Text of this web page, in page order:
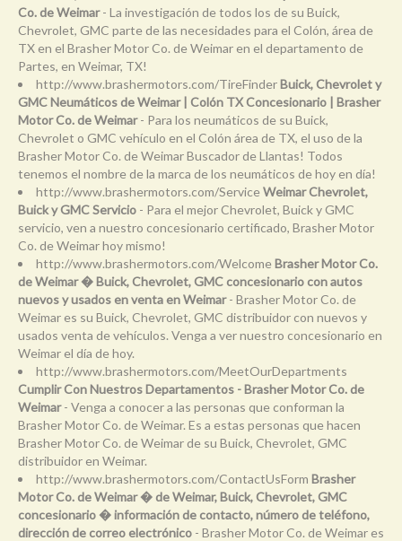
Co. de Weimar- La investigación de todos los de su Buick,
Chevrolet, GMC parte de las necesidades para el Colón, área de
TX en el Brasher Motor Co. de Weimar en el departamento de
Partes, en Weimar, TX!
http://www.brashermotors.com/TireFinderBuick, Chevrolet y
GMC Neumáticos de Weimar | Colón TX Concesionario | Brasher
Motor Co. de Weimar- Para los neumáticos de su Buick,
Chevrolet o GMC vehículo en el Colón área de TX, el uso de la
Brasher Motor Co. de Weimar Buscador de Llantas! Todos
tenemos el nombre de la marca de los neumáticos de hoy en día!
http://www.brashermotors.com/ServiceWeimar Chevrolet,
Buick y GMC Servicio - Para el mejor Chevrolet, Buick y GMC
servicio, ven a nuestro concesionario certificado, Brasher Motor
Co. de Weimar hoy mismo!
http://www.brashermotors.com/WelcomeBrasher Motor Co.
de Weimar � Buick, Chevrolet, GMC concesionario con autos
nuevos y usados en venta en Weimar- Brasher Motor Co. de
Weimar es su Buick, Chevrolet, GMC distribuidor con nuevos y
usados venta de vehículos. Venga a ver nuestro concesionario en
Weimar el día de hoy.
http://www.brashermotors.com/MeetOurDepartments
Cumplir Con Nuestros Departamentos - Brasher Motor Co. de
Weimar- Venga a conocer a las personas que conforman la
Brasher Motor Co. de Weimar. Es a estas personas que hacen
Brasher Motor Co. de Weimar de su Buick, Chevrolet, GMC
distribuidor en Weimar.
http://www.brashermotors.com/ContactUsForm Brasher
Motor Co. de Weimar � de Weimar, Buick, Chevrolet, GMC
concesionario � información de contacto, número de teléfono,
dirección de correo electrónico - Brasher Motor Co. de Weimar es